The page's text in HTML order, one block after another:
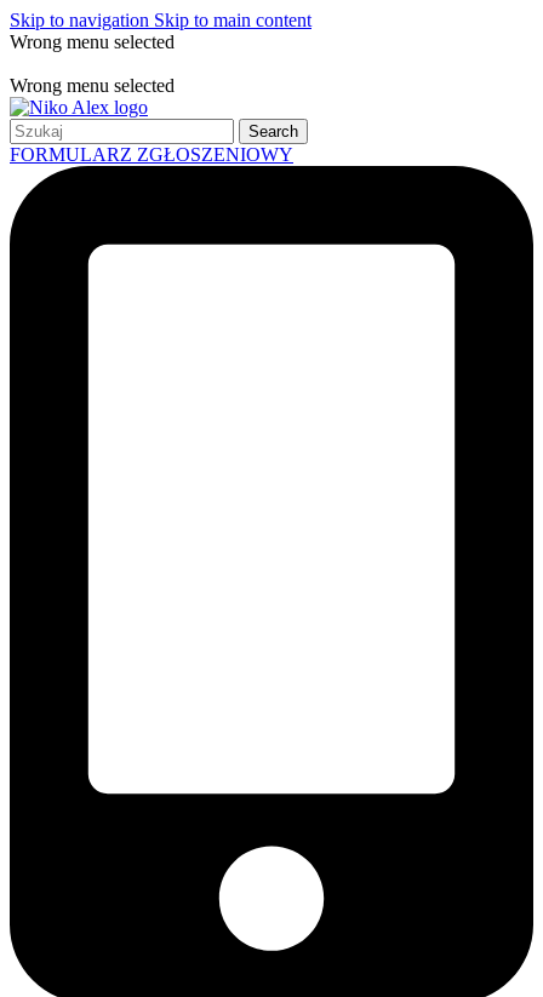
Skip to navigation Skip to main content
Wrong menu selected
Wrong menu selected
Search
FORMULARZ ZGŁOSZENIOWY